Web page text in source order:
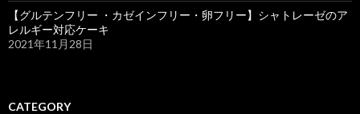
【グルテンフリー ・カゼインフリー・卵フリー】シャトレーゼのア
レルギー対応ケーキ
2021年11月28日
CATEGORY